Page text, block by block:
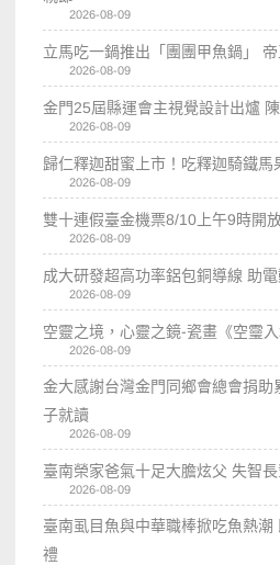
2026-08-09
立馬吃一鍋推出「團團甲魚鍋」
2026-08-09
金門25屆縣運會主視覺設計出爐
2026-08-09
歸仁釋迦甜蜜上市！吃釋迦騎鐵馬
2026-08-09
雙十連假臺金機票8/10上午9時開
2026-08-09
成大研發超高功率鋁包銅導線 助
2026-08-09
空靈之境，心靈之鏡-瓷畫《空𩆜入
2026-08-09
金大感謝台灣金門同鄉會總會捐
子就讀
2026-08-09
臺南榮家爸氣十足大膽炫父 失智
2026-08-09
臺南虱目魚與中華職棒掀吃魚熱
禮